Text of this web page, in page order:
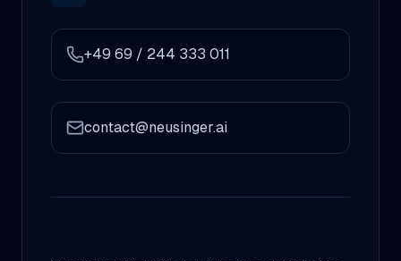
+49 69 / 244 333 011
contact@neusinger.ai